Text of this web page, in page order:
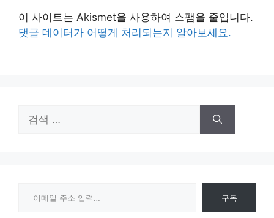
이 사이트는 Akismet을 사용하여 스팸을 줄입니다.
댓글 데이터가 어떻게 처리되는지 알아보세요.
색:
구독